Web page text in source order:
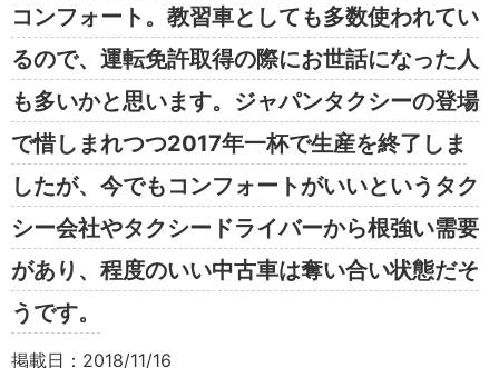
コンフォート。教習車としても多数使われてい
るので、運転免許取得の際にお世話になった人
も多いかと思います。ジャパンタクシーの登場
で惜しまれつつ2017年一杯で生産を終了しま
したが、今でもコンフォートがいいというタク
シー会社やタクシードライバーから根強い需要
があり、程度のいい中古車は奪い合い状態だそ
うです。
掲載日：2018/11/16